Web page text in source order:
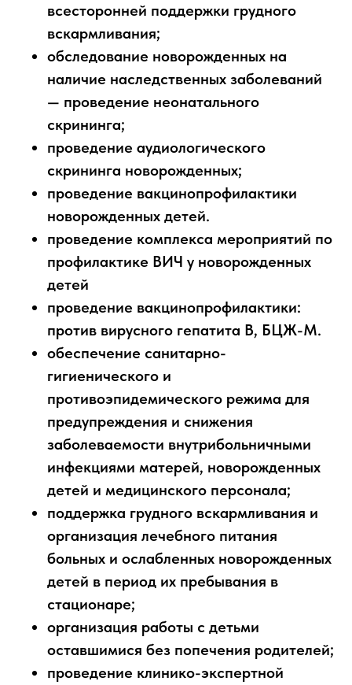
всесторонней поддержки грудного
вскармливания;
обследование новорожденных на
наличие наследственных заболеваний
— проведение неонатального
скрининга;
проведение аудиологического
скрининга новорожденных;
проведение вакцинопрофилактики
новорожденных детей.
проведение комплекса мероприятий по
профилактике ВИЧ у новорожденных
детей
проведение вакцинопрофилактики:
против вирусного гепатита В, БЦЖ-М.
обеспечение санитарно-
гигиенического и
противоэпидемического режима для
предупреждения и снижения
заболеваемости внутрибольничными
инфекциями матерей, новорожденных
детей и медицинского персонала;
поддержка грудного вскармливания и
организация лечебного питания
больных и ослабленных новорожденных
детей в период их пребывания в
стационаре;
организация работы с детьми
оставшимися без попечения родителей;
проведение клинико-экспертной